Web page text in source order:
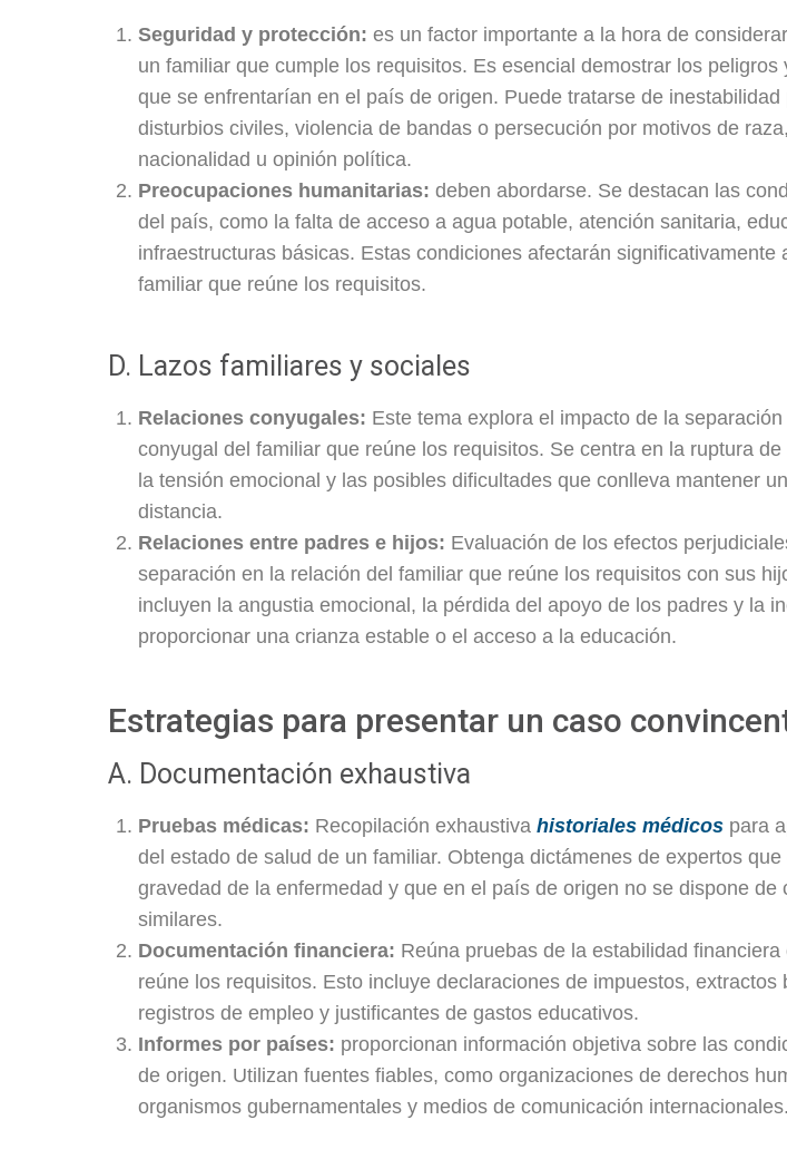
Seguridad y protección: es un factor importante a la hora de
un familiar que cumple los requisitos. Es esencial demostrar los peligros
que se enfrentarían en el país de origen. Puede tratarse de inestabilidad
disturbios civiles, violencia de bandas o persecución por motivos de
nacionalidad u opinión política.
Preocupaciones humanitarias: deben abordarse. Se destacan las
del país, como la falta de acceso a agua potable, atención sanitaria,
infraestructuras básicas. Estas condiciones afectarán significativamente
familiar que reúne los requisitos.
D. Lazos familiares y sociales
Relaciones conyugales: Este tema explora el impacto de la
conyugal del familiar que reúne los requisitos. Se centra en la ruptura
la tensión emocional y las posibles dificultades que conlleva mantener
distancia.
Relaciones entre padres e hijos: Evaluación de los efectos
separación en la relación del familiar que reúne los requisitos con sus
incluyen la angustia emocional, la pérdida del apoyo de los padres y la
proporcionar una crianza estable o el acceso a la educación.
Estrategias para presentar un caso
A. Documentación exhaustiva
Pruebas médicas: Recopilación exhaustiva historiales médicos para
del estado de salud de un familiar. Obtenga dictámenes de expertos
gravedad de la enfermedad y que en el país de origen no se dispone de
similares.
Documentación financiera: Reúna pruebas de la estabilidad
reúne los requisitos. Esto incluye declaraciones de impuestos, extractos
registros de empleo y justificantes de gastos educativos.
Informes por países: proporcionan información objetiva sobre las
de origen. Utilizan fuentes fiables, como organizaciones de derechos
organismos gubernamentales y medios de comunicación internacionales.